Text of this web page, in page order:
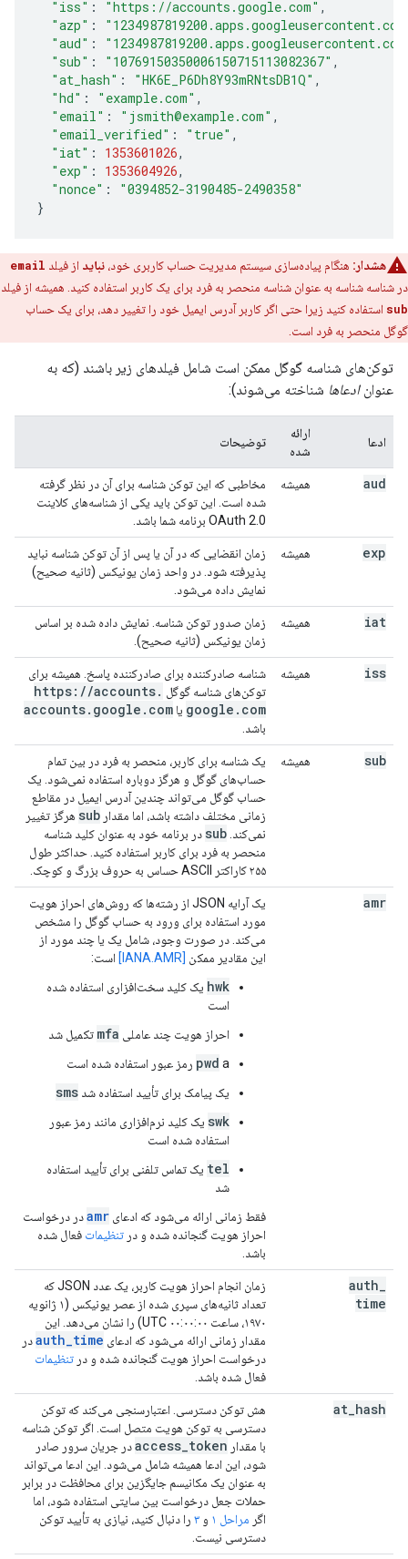
"iss" : "https://accounts.google.com" ,
"azp" :
"aud" :
"sub" : "10769150350006150715113082367" ,
"at_hash" : "HK6E_P6Dh8Y93mRNtsDB1Q" ,
"hd" : "example.com" ,
"email" : "jsmith@example.com" ,
"email_verified" : "true" ,
"iat" : 1353601026,
"exp" : 1353604926,
"nonce" :
"0394852-3190485-2490358"
}
هشدار: هنگام پیاده‌سازی سیستم مدیریت حساب کاربری خود، نباید از فیلد email
در شناسه شناسه به عنوان شناسه منحصر به فرد برای یک کاربر استفاده کنید. همیشه از فیلد
sub استفاده کنید زیرا حتی اگر کاربر آدرس ایمیل خود را تغییر دهد، برای یک حساب
گوگل منحصر به فرد است.
توکن‌های شناسه گوگل ممکن است شامل فیلدهای زیر باشند (که به
عنوانادعاها شناخته می‌شوند):
ادعا
ارائه
شده
توضیحات
aud همیشه
مخاطبی که این توکن شناسه برای آن در نظر گرفته
شده است. این توکن باید یکی از شناسه‌های کلاینت
OAuth 2.0 برنامه شما باشد.
exp همیشه
زمان انقضایی که در آن یا پس از آن توکن شناسه نباید
پذیرفته شود. در واحد زمان یونیکس (ثانیه صحیح)
نمایش داده می‌شود.
iat همیشه
زمان صدور توکن شناسه. نمایش داده شده بر اساس
زمان یونیکس (ثانیه صحیح).
iss همیشه
شناسه صادرکننده برای صادرکننده پاسخ. همیشه برای
توکن‌های شناسه گوگل
https: //accounts.
google . com یا accounts. google . com
باشد.
sub همیشه
یک شناسه برای کاربر، منحصر به فرد در بین تمام
حساب‌های گوگل و هرگز دوباره استفاده نمی‌شود. یک
حساب گوگل می‌تواند چندین آدرس ایمیل در مقاطع
زمانی مختلف داشته باشد، اما مقدار sub هرگز تغییر
نمی‌کند. sub در برنامه خود به عنوان کلید شناسه
منحصر به فرد برای کاربر استفاده کنید. حداکثر طول
۲۵۵ کاراکتر ASCII حساس به حروف بزرگ و کوچک.
amr
یک آرایه JSON از رشته‌ها که روش‌های احراز هویت
مورد استفاده برای ورود به حساب گوگل را مشخص
می‌کند. در صورت وجود، شامل یک یا چند مورد از
این مقادیر ممکن [IANA.AMR] است:
hwk یک کلید سخت‌افزاری استفاده شده
است
احراز هویت چند عاملی mfa تکمیل شد
pwd a رمز عبور استفاده شده است
یک پیامک برای تأیید استفاده شد sms
swk یک کلید نرم‌افزاری مانند رمز عبور
استفاده شده است
tel یک تماس تلفنی برای تأیید استفاده
شد
فقط زمانی ارائه می‌شود که ادعای amrدر درخواست
احراز هویت گنجانده شده و در تنظیمات فعال شده
باشد.
auth
time
زمان انجام احراز هویت کاربر، یک عدد JSON که
تعداد ثانیه‌های سپری شده از عصر یونیکس (۱ ژانویه
۱۹۷۰، ساعت ۰۰:۰۰:۰۰ UTC) را نشان می‌دهد. این
مقدار زمانی ارائه می‌شود که ادعای auth_timeدر
درخواست احراز هویت گنجانده شده و در تنظیمات
فعال شده باشد.
at hash
هش توکن دسترسی. اعتبارسنجی می‌کند که توکن
دسترسی به توکن هویت متصل است. اگر توکن شناسه
با مقدار
access token
در جریان سرور صادر
شود، این ادعا همیشه شامل می‌شود. این ادعا می‌تواند
به عنوان یک مکانیسم جایگزین برای محافظت در برابر
حملات جعل درخواست بین سایتی استفاده شود، اما
اگر مراحل ۱ و ۳ را دنبال کنید، نیازی به تأیید توکن
دسترسی نیست.